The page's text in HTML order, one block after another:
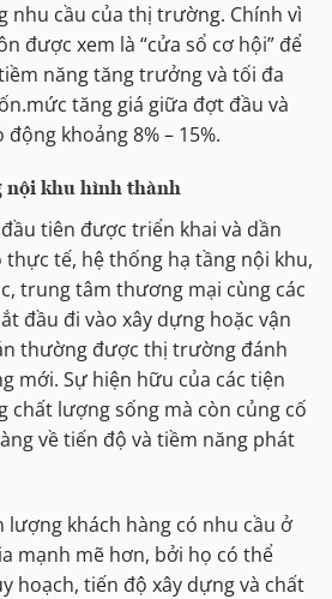
nhu cầu của thị trường. Chính vì
được xem là “cửa sổ cơ hội” để
năng tăng trưởng và tối đa
tăng giá giữa đợt đầu và
khoảng 8% – 15%.
nội khu hình thành
tiên được triển khai và dần
tế, hệ thống hạ tầng nội khu,
trung tâm thương mại cùng các
đầu đi vào xây dựng hoặc vận
thường được thị trường đánh
mới. Sự hiện hữu của các tiện
chất lượng sống mà còn củng cố
về tiến độ và tiềm năng phát
lượng khách hàng có nhu cầu ở
mạnh mẽ hơn, bởi họ có thể
hoạch, tiến độ xây dựng và chất